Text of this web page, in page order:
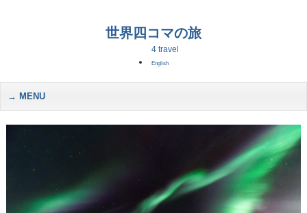
世界四コマの旅
4 travel
English
MENU